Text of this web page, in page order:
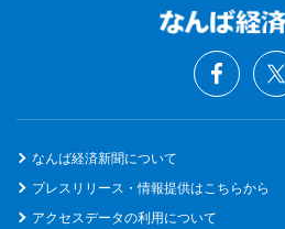
なんば経済新聞について
プレスリリース・情報提供はこちらから
アクセスデータの利用について